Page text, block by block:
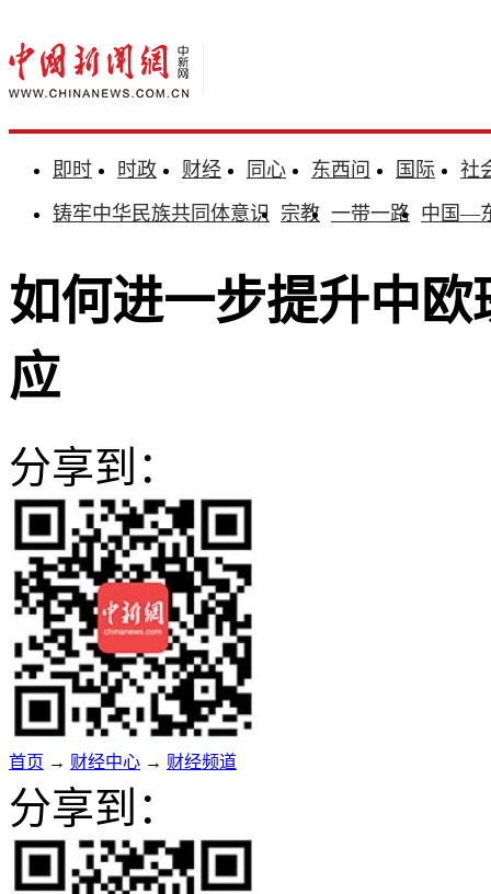
即时 时政 财经 同心 东西问 国际
社
铸牢中华民族共同体意识 宗教 一带一路 中国—
如何进一步提升中
应
分享到：
首页 → 财经中心 → 财经频道
分享到：